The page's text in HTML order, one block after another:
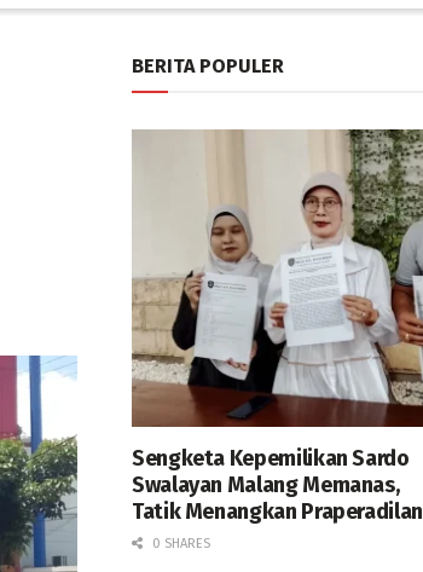
BERITA POPULER
Sengketa Kepemilikan Sardo
Swalayan Malang Memanas,
Tatik Menangkan Praperadilan
0 SHARES